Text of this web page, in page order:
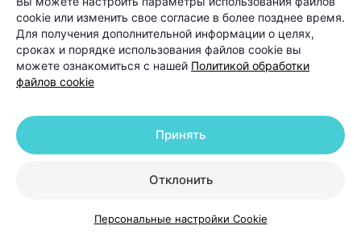
Главная задача любой программы снижения веса
— не выдержать несколько недель строгих
ограничений, а найти такой режим питания,
даже годами. Именно поэтому сегодня многие
специалисты считают, что хорошо
cookie или изменить свое согласие в более позднее время.
Для получения дополнительной информации о целях,
сроках и порядке использования файлов cookie вы
можете ознакомиться с нашей Политикой обработки
файлов cookie
Отклонить
Принять
Персональные настройки Cookie